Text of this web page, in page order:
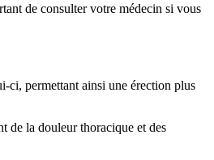
de consulter votre médecin si vous
ci, permettant ainsi une érection plus
de la douleur thoracique et des